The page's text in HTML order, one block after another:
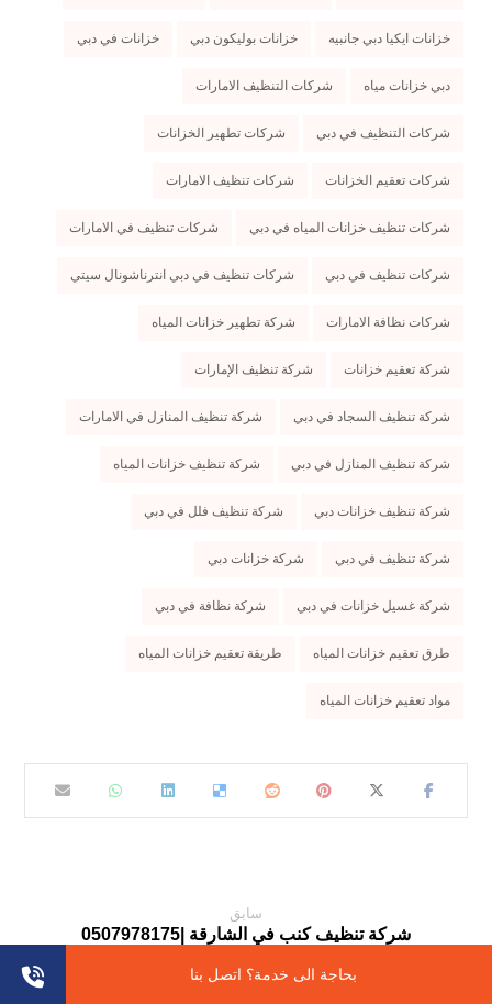
خزانات ايكيا دبي جانبيه خزانات بوليكون دبي خزانات في دبي
دبي خزانات مياه شركات التنظيف الامارات
شركات التنظيف في دبي شركات تطهير الخزانات
شركات تعقيم الخزانات شركات تنظيف الامارات
شركات تنظيف خزانات المياه في دبي شركات تنظيف في الامارات
شركات تنظيف في دبي شركات تنظيف في دبي انترناشونال سيتي
شركات نظافة الامارات شركة تطهير خزانات المياه
شركة تعقيم خزانات شركة تنظيف الإمارات
شركة تنظيف السجاد في دبي شركة تنظيف المنازل في الامارات
شركة تنظيف المنازل في دبي شركة تنظيف خزانات المياه
شركة تنظيف خزانات دبي شركة تنظيف فلل في دبي
شركة تنظيف في دبي شركة خزانات دبي
شركة غسيل خزانات في دبي شركة نظافة في دبي
طرق تعقيم خزانات المياه طريقة تعقيم خزانات المياه
مواد تعقيم خزانات المياه
سابق
شركة تنظيف كنب في الشارقة |0507978175
بحاجة الى خدمة؟ اتصل بنا